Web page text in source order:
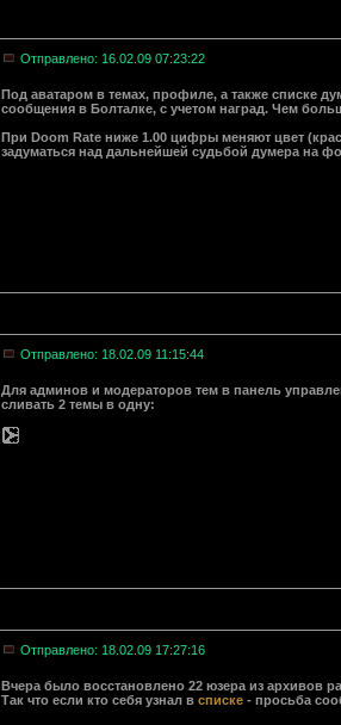
Отправлено: 16.02.09 07:23:22
Под аватаром в темах, профиле, а также списке
сообщения в Болталке, с учетом наград. Чем
При Doom Rate ниже 1.00 цифры меняют цвет
задуматься над дальнейшей судьбой думера на
Отправлено: 18.02.09 11:15:44
Для админов и модераторов тем в панель
сливать 2 темы в одну:
Отправлено: 18.02.09 17:27:16
Вчера было восстановлено 22 юзера из архивов
Так что если кто себя узнал в списке - просьба